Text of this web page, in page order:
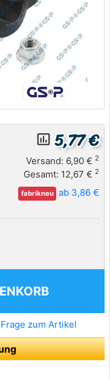
insert_chart_outlined 5,77 €
Versand: 6,90 € 2
Gesamt: 12,67 € 2
fabrikneu ab 3,86 €
Frage zum Artikel